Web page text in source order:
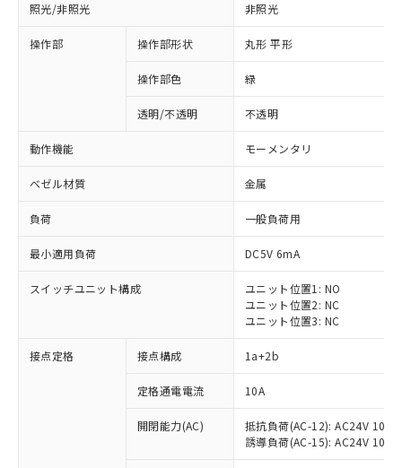
照光/非照光 非照光
操作部 操作部形状 丸形 平形
操作部色 緑
透明/不透明 不透明
動作機能 モーメンタリ
ベゼル材質 金属
負荷 一般負荷用
最小適用負荷 DC5V 6mA
スイッチユニット構成
ユニット位置1: NO
ユニット位置2: NC
ユニット位置3: NC
接点定格 接点構成 1a+2b
定格通電電流 10A
開閉能力(AC)
抵抗負荷(AC-12): AC24V 10A/
誘導負荷(AC-15): AC24V
※1 対応状況
対応済み：EU RoHS指令（10物質）の
非含有に対応した製品が提供可能な商品で
対応予定：EU RoHS指令（10物質）の非含